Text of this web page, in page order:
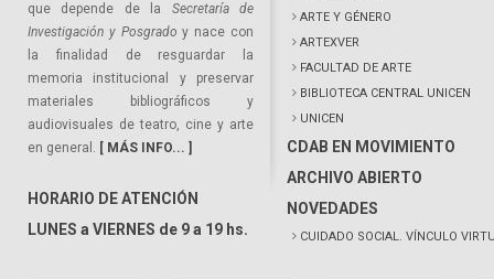
que depende de la Secretaría de
Investigación y Posgrado y nace con
la finalidad de resguardar la
memoria institucional y preservar
materiales bibliográficos y
audiovisuales de teatro, cine y arte
en general. [ MÁS INFO... ]
HORARIO DE ATENCIÓN
LUNES a VIERNES de 9 a 19 hs.
ARTE Y GÉNERO
ARTEXVER
FACULTAD DE ARTE
BIBLIOTECA CENTRAL UNICEN
UNICEN
CDAB EN MOVIMIENTO
ARCHIVO ABIERTO
NOVEDADES
CUIDADO SOCIAL. VÍNCULO